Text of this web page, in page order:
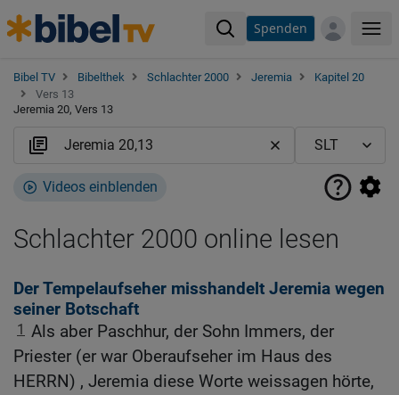
Spenden
Bibel TV Bibelthek Schlachter 2000 Jeremia
Kapitel 20
Vers 13
Jeremia 20, Vers 13
Videos einblenden
Schlachter 2000 online lesen
Der Tempelaufseher misshandelt Jeremia wegen
seiner Botschaft
1 Als aber Paschhur, der Sohn Immers, der
Priester (er war Oberaufseher im Haus des
HERRN) , Jeremia diese Worte weissagen hörte,